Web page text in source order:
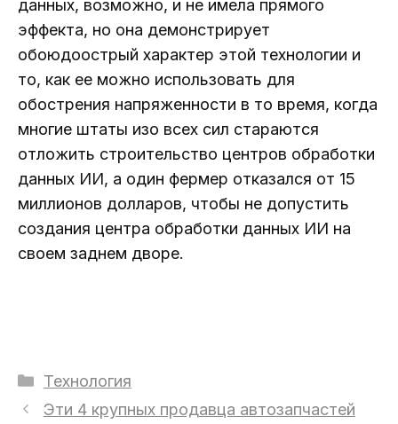
данных, возможно, и не имела прямого
эффекта, но она демонстрирует
обоюдоострый характер этой технологии и
то, как ее можно использовать для
обострения напряженности в то время, когда
многие штаты изо всех сил стараются
отложить строительство центров обработки
данных ИИ, а один фермер отказался от 15
миллионов долларов, чтобы не допустить
создания центра обработки данных ИИ на
своем заднем дворе.
Рубрики
Технология
Эти 4 крупных продавца автозапчастей